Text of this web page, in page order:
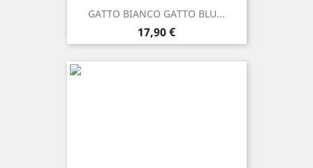
GATTO BIANCO GATTO BLU...
Prezzo
17,90 €